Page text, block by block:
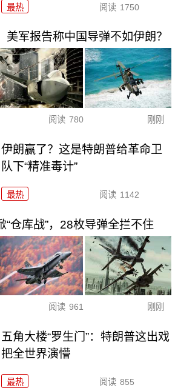
最热 阅读 1750
美军报告称中国导弹不如伊朗？
阅读 780 刚刚
伊朗赢了？这是特朗普给革命卫
队下“精准毒计”
最热 阅读 1142
“仓库战”，28枚导弹全拦不住
阅读 961 刚刚
五角大楼“罗生门”：特朗普这出戏
把全世界演懵
最热 阅读 855